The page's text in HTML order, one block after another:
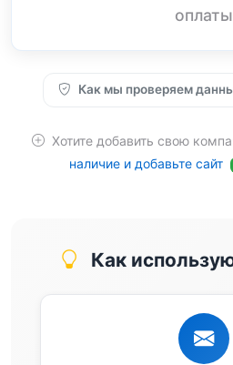
оплаты
Как мы проверяем
Хотите добавить свою
наличие и добавьте сайт
Как